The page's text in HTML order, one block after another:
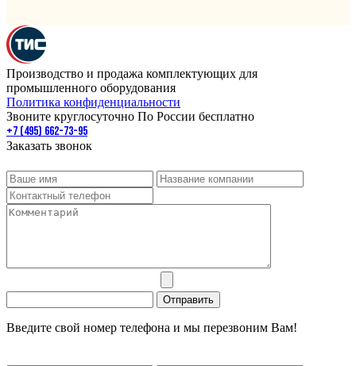
Производство и продажа комплектующих для
промышленного оборудования
Политика конфиденциальности
Звоните круглосуточно По России бесплатно
+7 (495) 662-73-95
Заказать звонок
Введите свой номер телефона и мы перезвоним Вам!